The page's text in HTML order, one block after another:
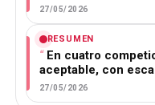
27/05/2026
RESUMEN
En cuatro
aceptable, con
27/05/2026